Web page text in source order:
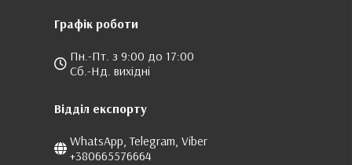
Графік роботи
Пн.-Пт. з 9:00 до 17:00
Сб.-Нд. вихідні
Відділ експорту
WhatsApp, Telegram, Viber
+380665576664